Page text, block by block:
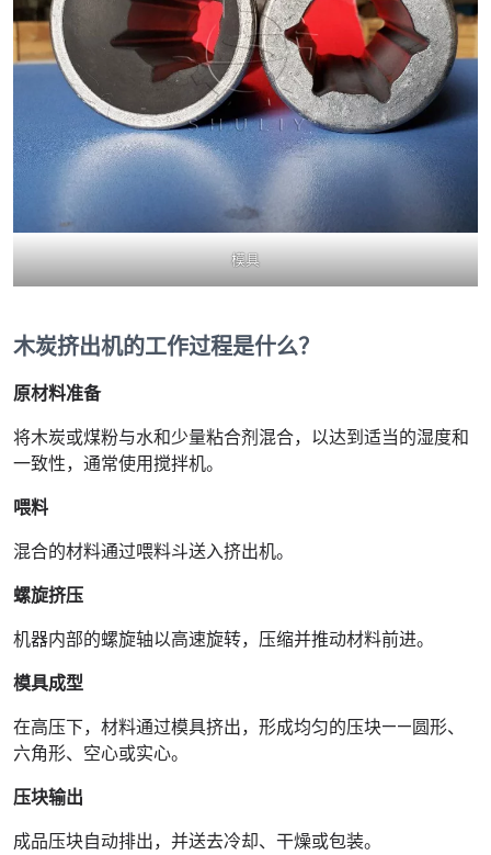
模具
木炭挤出机的工作过程是什么？
原材料准备
将木炭或煤粉与水和少量粘合剂混合，以达到适当的湿度和
一致性，通常使用搅拌机。
喂料
混合的材料通过喂料斗送入挤出机。
螺旋挤压
机器内部的螺旋轴以高速旋转，压缩并推动材料前进。
模具成型
在高压下，材料通过模具挤出，形成均匀的压块——圆形、
六角形、空心或实心。
压块输出
成品压块自动排出，并送去冷却、干燥或包装。